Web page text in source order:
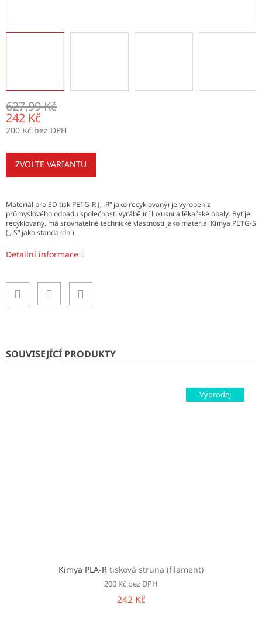
627,99 Kč
242 Kč
200 Kč bez DPH
ZVOLTE VARIANTU
Materiál pro 3D tisk PETG-R („-R“ jako recyklovaný) je vyroben z
průmyslového odpadu společnosti vyrábějící luxusní a lékařské obaly. Byť je
recyklovaný, má srovnatelné technické vlastnosti jako materiál Kimya PETG-S
(„-S“ jako standardní).
Detailní informace
SOUVISEJÍCÍ PRODUKTY
Výprodej
Kimya PLA-R tisková struna (filament)
200 Kč bez DPH
242 Kč